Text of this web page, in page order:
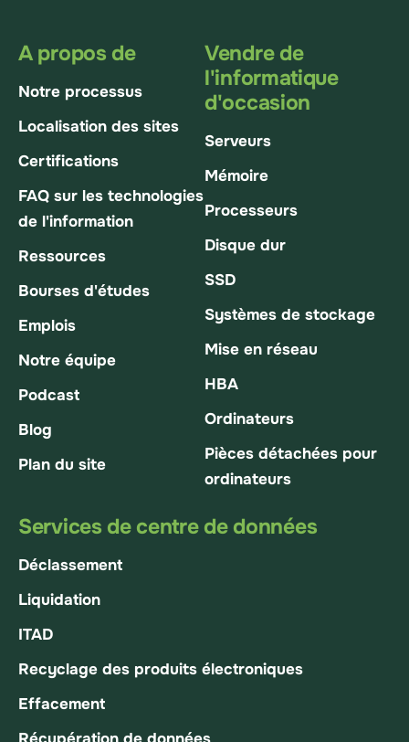
A propos de
Notre processus
Localisation des sites
Certifications
FAQ sur les technologies
de l'information
Ressources
Bourses d'études
Emplois
Notre équipe
Podcast
Blog
Plan du site
Vendre de
l'informatique
d'occasion
Serveurs
Mémoire
Processeurs
Disque dur
SSD
Systèmes de stockage
Mise en réseau
HBA
Ordinateurs
Pièces détachées pour
ordinateurs
Services de centre de données
Déclassement
Liquidation
ITAD
Recyclage des produits électroniques
Effacement